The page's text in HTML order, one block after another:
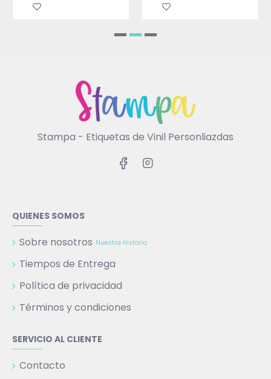
Stampa - Etiquetas de Vinil Personliazdas
QUIENES SOMOS
Sobre nosotros Nuestra Historia
Tiempos de Entrega
Política de privacidad
Términos y condiciones
SERVICIO AL CLIENTE
Contacto